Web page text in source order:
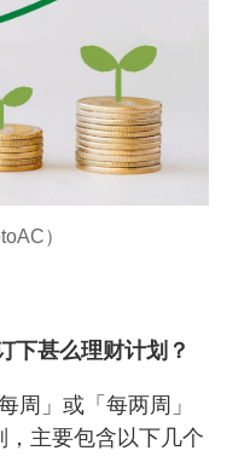
）
下甚么理财计划？
周」或「每两周」
主要包含以下几个